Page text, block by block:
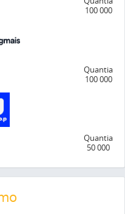
100 000
Quantia
100 000
Quantia
50 000